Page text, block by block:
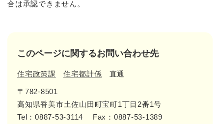
合は承認できません。
このページに関するお問い合わせ先
住宅政策課 住宅都計係 直通
〒782-8501
高知県香美市土佐山田町宝町1丁目2番1号
Tel：0887-53-3114
Fax：0887-53-1389